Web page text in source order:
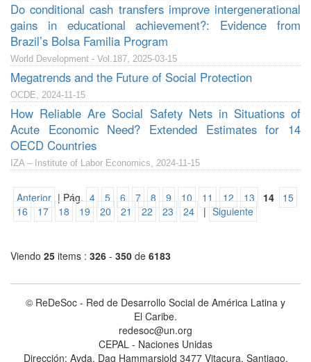
Do conditional cash transfers improve intergenerational
gains in educational achievement?: Evidence from
Brazil’s Bolsa Familia Program
World Development - Vol.187, 2025-03-15
Megatrends and the Future of Social Protection
OCDE, 2024-11-15
How Reliable Are Social Safety Nets in Situations of
Acute Economic Need? Extended Estimates for 14
OECD Countries
IZA – Institute of Labor Economics, 2024-11-15
Anterior | Pág. 4 5 6 7 8 9 10 11 12 13 14
15
16
17 18 19 20 21 22 23 24 | Siguiente
Viendo 25 items : 326 - 350 de 6183
© ReDeSoc - Red de Desarrollo Social de América Latina y
El Caribe.
redesoc@un.org
CEPAL - Naciones Unidas
Dirección: Avda. Dag Hammarsjold 3477 Vitacura, Santiago,